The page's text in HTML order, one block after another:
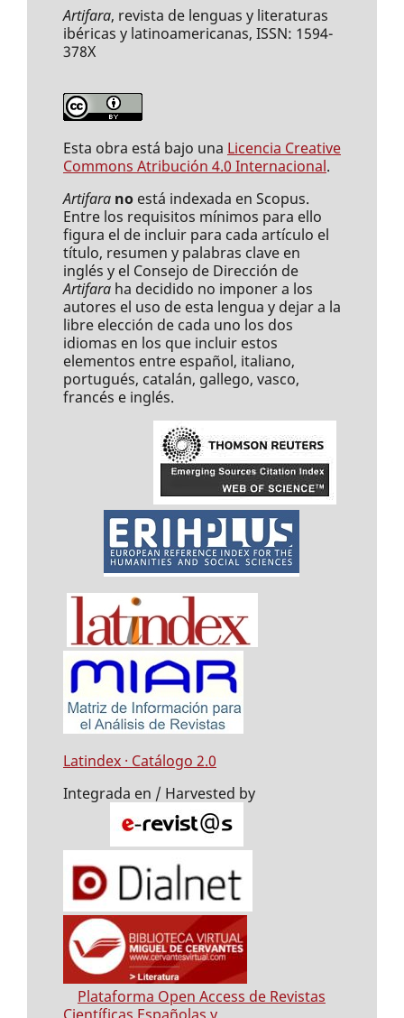
Artifara, revista de lenguas y literaturas
ibéricas y latinoamericanas, ISSN: 1594-
378X
Esta obra está bajo una Licencia Creative
Commons Atribución 4.0 Internacional.
Artifara noestá indexada en Scopus.
Entre los requisitos mínimos para ello
figura el de incluir para cada artículo el
título, resumen y palabras clave en
inglés y el Consejo de Dirección de
Artifaraha decidido no imponer a los
autores el uso de esta lengua y dejar a la
libre elección de cada uno los dos
idiomas en los que incluir estos
elementos entre español, italiano,
portugués, catalán, gallego, vasco,
francés e inglés.
Latindex · Catálogo 2.0
Integrada en / Harvested by
Plataforma Open Access de Revistas